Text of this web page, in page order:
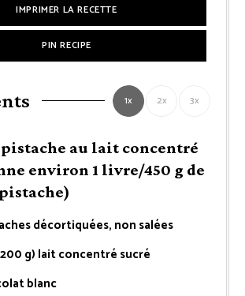
IMPRIMER LA RECETTE
PIN RECIPE
1x 2x 3x
pistache au lait concentré
environ 1 livre/450 g de
décortiquées, non salées
g) lait concentré sucré
blanc